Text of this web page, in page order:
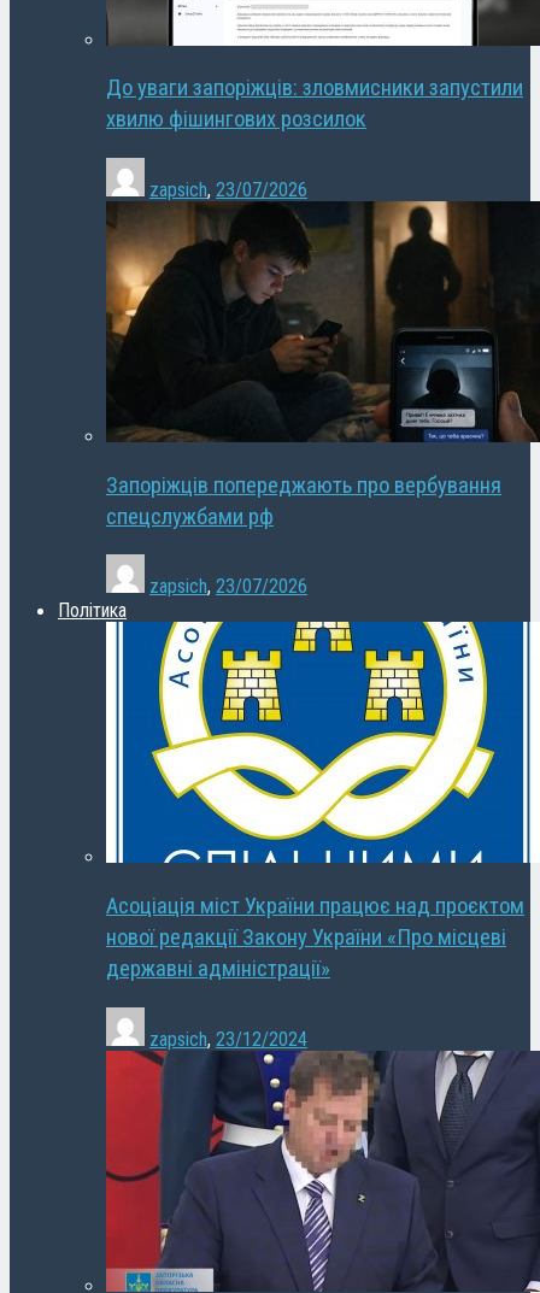
До уваги запоріжців: зловмисники запустили
хвилю фішингових розсилок
zapsich, 23/07/2026
Запоріжців попереджають про вербування
спецслужбами рф
zapsich, 23/07/2026
Політика
Асоціація міст України працює над проєктом
нової редакції Закону України «Про місцеві
державні адміністрації»
zapsich, 23/12/2024